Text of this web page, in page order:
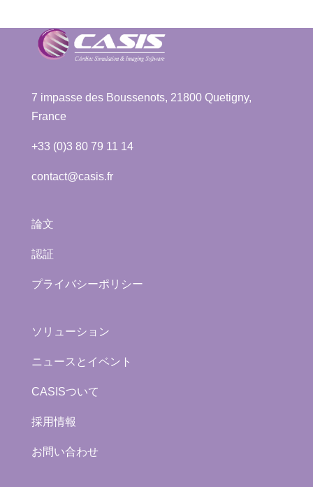
7 impasse des Boussenots, 21800 Quetigny,
France
+33 (0)3 80 79 11 14
contact@casis.fr
論文
認証
プライバシーポリシー
ソリューション
ニュースとイベント
CASISついて
採用情報
お問い合わせ